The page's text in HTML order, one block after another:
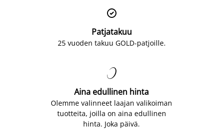

Patjatakuu
25 vuoden takuu GOLD-patjoille.

Aina edullinen hinta
Olemme valinneet laajan valikoiman
tuotteita, joilla on aina edullinen
hinta. Joka päivä.